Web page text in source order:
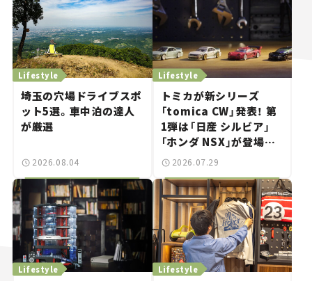
埼玉の穴場ドライブスポ
ット5選。車中泊の達人
が厳選
Lifestyle
2026.08.04
トミカが新シリーズ
「tomica CW」発表！ 第
1弾は「日産 シルビア」
「ホンダ NSX」が登場。
世界が注目す
とホビー】
Lifestyle
2026.07.29
Lifestyle Lifestyle